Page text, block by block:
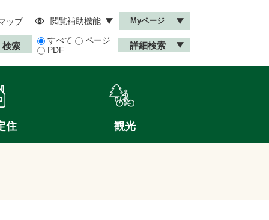
ップ 閲覧補助機能 Myページ
すべて
ページ
PDF
詳細検索
住 観光